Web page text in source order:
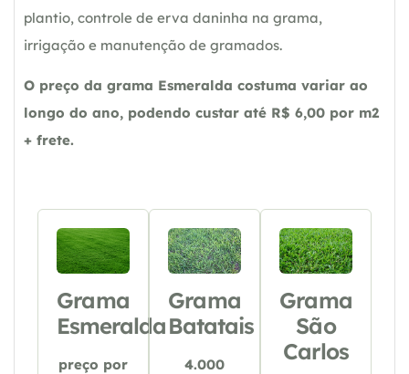
plantio, controle de erva daninha na grama,
irrigação e manutenção de gramados.
O preço da grama Esmeralda costuma variar ao
longo do ano, podendo custar até R$ 6,00 por m2
+ frete.
Grama
Esmeralda
preço por
Grama
Batatais
4.000
Grama
São
Carlos